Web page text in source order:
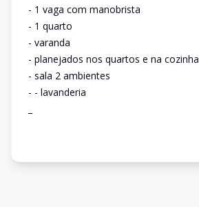
- 1 vaga com manobrista
- 1 quarto
- varanda
- planejados nos quartos e na cozinha
- sala 2 ambientes
- - lavanderia